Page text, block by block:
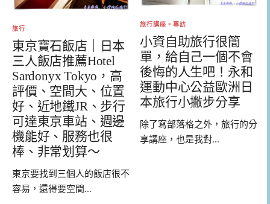
旅行
東京寶石飯店｜日本
三人飯店推薦Hotel
Sardonyx Tokyo，高
評價、空間大、位置
好、近地鐵JR、步行
可達東京車站、週邊
機能好、服務也很
棒、非常划算～
東京要找到三個人的飯店很不
容易，還得要空間...
旅行講座。專訪
小資自助旅行很簡
單，給自己一個不會
後悔的人生吧！永和
運動中心公益歐洲日
本旅行小撇步分享
除了寫部落格之外，旅行的分
享講座，也是我對...